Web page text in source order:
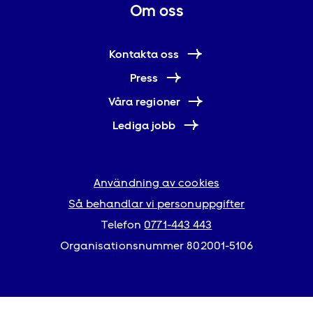
Om oss
Kontakta oss
Press
Våra regioner
Lediga jobb
Användning av cookies
Så behandlar vi personuppgifter
Telefon0771-443 443
Organisationsnummer 802001-5106